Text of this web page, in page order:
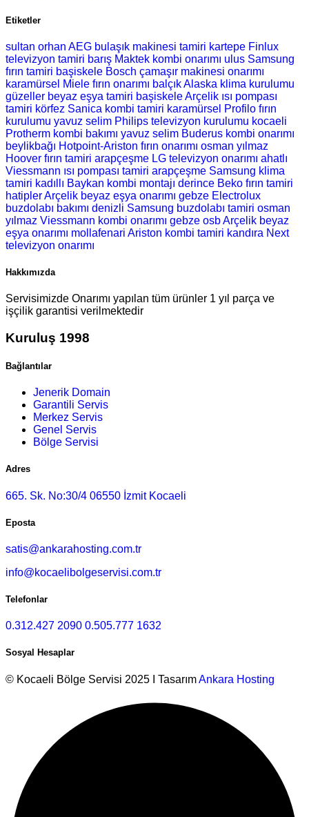
Etiketler
sultan orhan AEG bulaşık makinesi tamiri kartepe Finlux
televizyon tamiri barış Maktek kombi onarımı ulus Samsung
fırın tamiri başiskele Bosch çamaşır makinesi onarımı
karamürsel Miele fırın onarımı balçık Alaska klima kurulumu
güzeller beyaz eşya tamiri başiskele Arçelik ısı pompası
tamiri körfez Sanica kombi tamiri karamürsel Profilo fırın
kurulumu yavuz selim Philips televizyon kurulumu kocaeli
Protherm kombi bakımı yavuz selim Buderus kombi onarımı
beylikbağı Hotpoint-Ariston fırın onarımı osman yılmaz
Hoover fırın tamiri arapçeşme LG televizyon onarımı ahatlı
Viessmann ısı pompası tamiri arapçeşme Samsung klima
tamiri kadıllı Baykan kombi montajı derince Beko fırın tamiri
hatipler Arçelik beyaz eşya onarımı gebze Electrolux
buzdolabı bakımı denizli Samsung buzdolabı tamiri osman
yılmaz Viessmann kombi onarımı gebze osb Arçelik beyaz
eşya onarımı mollafenari Ariston kombi tamiri kandıra Next
televizyon onarımı
Hakkımızda
Servisimizde Onarımı yapılan tüm ürünler 1 yıl parça ve
işçilik garantisi verilmektedir
Kuruluş 1998
Bağlantılar
Jenerik Domain
Garantili Servis
Merkez Servis
Genel Servis
Bölge Servisi
Adres
665. Sk. No:30/4 06550 İzmit Kocaeli
Eposta
satis@ankarahosting.com.tr
info@kocaelibolgeservisi.com.tr
Telefonlar
0.312.427 2090 0.505.777 1632
Sosyal Hesaplar
© Kocaeli Bölge Servisi 2025 I TasarımAnkara Hosting